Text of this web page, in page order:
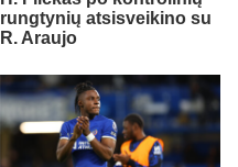
rungtynių atsisveikino su
R. Araujo